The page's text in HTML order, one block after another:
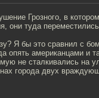
Грозного, в
они туда
Я бы это сравнил с
опять американцами и
не сталкивались на
города двух